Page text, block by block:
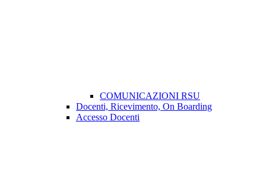
COMUNICAZIONI RSU
Docenti, Ricevimento, On Boarding
Accesso Docenti